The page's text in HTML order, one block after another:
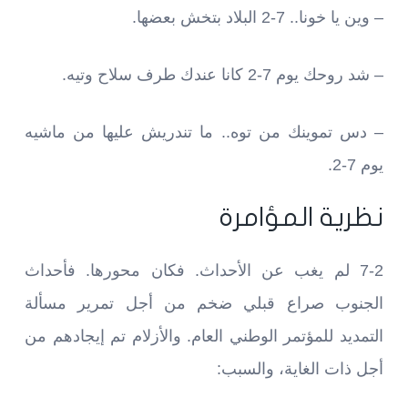
– وين يا خونا.. 7-2 البلاد بتخش بعضها.
– شد روحك يوم 7-2 كانا عندك طرف سلاح وتيه.
– دس تموينك من توه.. ما تندريش عليها من ماشيه
يوم 7-2.
نظرية المؤامرة
7-2 لم يغب عن اﻷحداث. فكان محورها. فأحداث
الجنوب صراع قبلي ضخم من أجل تمرير مسألة
التمديد للمؤتمر الوطني العام. والأزلام تم إيجادهم من
أجل ذات الغاية، والسبب: